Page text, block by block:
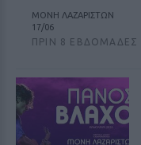
ΜΟΝΗ ΛΑΖΑΡΙΣΤΩΝ
17/06
ΠΡΙΝ 8 ΕΒΔΟΜΆΔΕΣ